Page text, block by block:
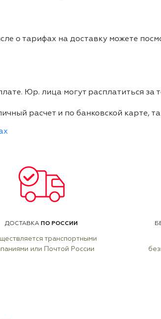
о тарифах на доставку можете
Юр. лица могут расплатиться за
расчет и по банковской карте,
ДОСТАВКА ПО РОССИИ
транспортными
или Почтой России